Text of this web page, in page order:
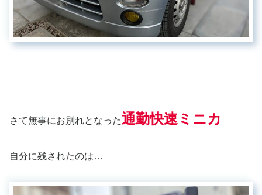
さて無事にお別れとなった通勤快速ミニカ
自分に残されたのは…